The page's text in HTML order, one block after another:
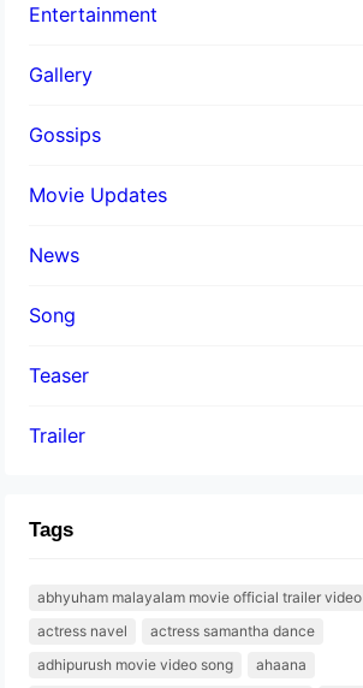
Entertainment
Gallery
Gossips
Movie Updates
News
Song
Teaser
Trailer
Tags
abhyuham malayalam movie official trailer video
actress navel
actress samantha dance
adhipurush movie video song
ahaana